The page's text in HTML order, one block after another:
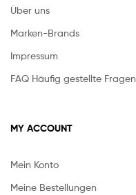
Über uns
Marken-Brands
Impressum
FAQ Häufig gestellte Fragen
MY ACCOUNT
Mein Konto
Meine Bestellungen